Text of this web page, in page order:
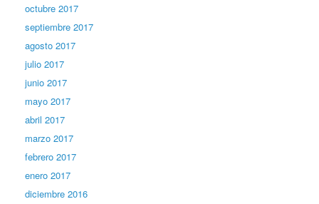
octubre 2017
septiembre 2017
agosto 2017
julio 2017
junio 2017
mayo 2017
abril 2017
marzo 2017
febrero 2017
enero 2017
diciembre 2016